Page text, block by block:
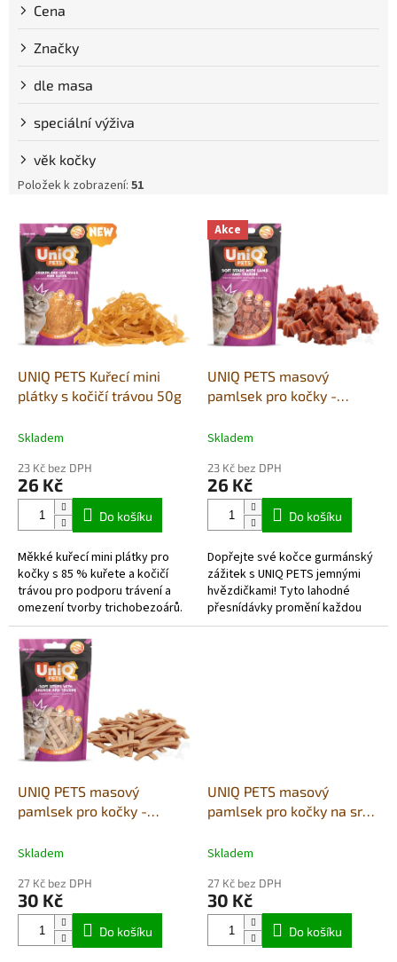
Cena
Značky
dle masa
speciální výživa
věk kočky
Položek k zobrazení: 51
UNIQ PETS Kuřecí mini
plátky s kočičí trávou 50g
Skladem
23 Kč bez DPH
26 Kč
Do košíku
Měkké kuřecí mini plátky pro
kočky s 85 % kuřete a kočičí
trávou pro podporu trávení a
omezení tvorby trichobezoárů.
Chutná masová odměna bez
obilovin a bez přidaného
cukru,...
Akce
UNIQ PETS masový
pamlsek pro kočky -
jehněčím masem a
Skladem
23 Kč bez DPH
26 Kč
Do košíku
Dopřejte své kočce gurmánský
zážitek s UNIQ PETS jemnými
hvězdičkami! Tyto lahodné
přesnídávky promění každou
svačinu v nezapomenutelnou
UNIQ PETS masový
pamlsek pro kočky -
a taurinem 50g
Skladem
27 Kč bez DPH
30 Kč
Do košíku
UNIQ PETS masový
pamlsek pro kočky na srst
kachním masem 50g
Skladem
27 Kč bez DPH
30 Kč
Do košíku